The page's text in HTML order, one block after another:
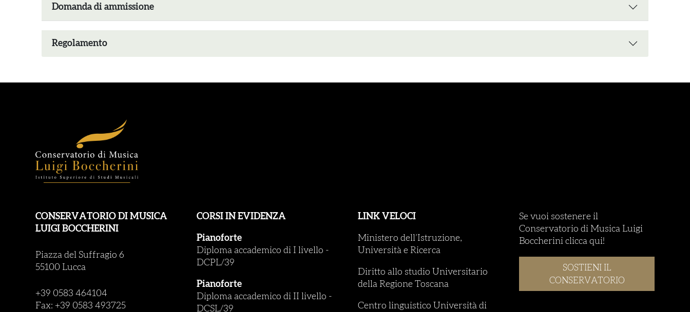
Domanda di ammissione
Regolamento
CONSERVATORIO DI MUSICA
LUIGI BOCCHERINI
Piazza del Suffragio 6
55100 Lucca
+39 0583 464104
Fax: +39 0583 493725
CORSI IN EVIDENZA
Pianoforte
Diploma accademico di I livello -
DCPL/39
Pianoforte
Diploma accademico di II livello -
DCSL/39
LINK VELOCI
Ministero dell’Istruzione,
Università e Ricerca
Diritto allo studio Universitario
della Regione Toscana
Centro linguistico Università di
Se vuoi sostenere il
Conservatorio di Musica Luigi
Boccherini clicca qui!
SOSTIENI IL
CONSERVATORIO